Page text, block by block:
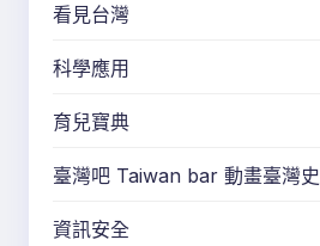
看見台灣
科學應用
育兒寶典
臺灣吧 Taiwan bar 動畫臺灣史
資訊安全